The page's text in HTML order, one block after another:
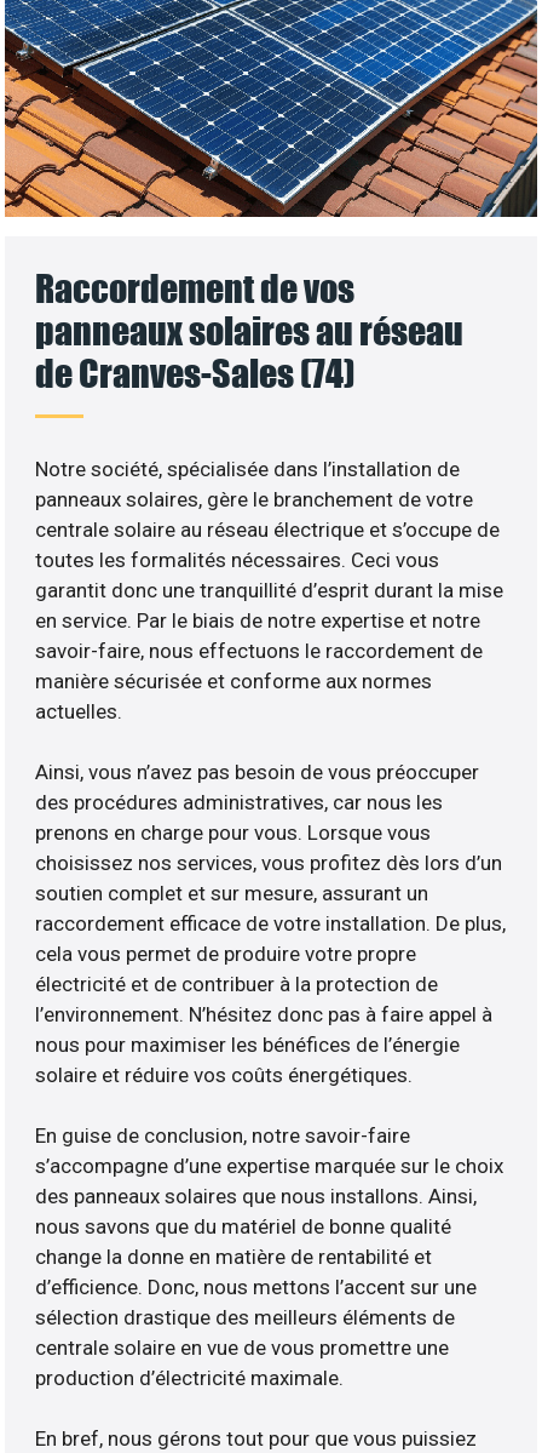
Raccordement de vos
panneaux solaires au réseau
de Cranves-Sales (74)
Notre société, spécialisée dans l’installation de
panneaux solaires, gère le branchement de votre
centrale solaire au réseau électrique et s’occupe de
toutes les formalités nécessaires. Ceci vous
garantit donc une tranquillité d’esprit durant la mise
en service. Par le biais de notre expertise et notre
savoir-faire, nous effectuons le raccordement de
manière sécurisée et conforme aux normes
actuelles.
Ainsi, vous n’avez pas besoin de vous préoccuper
des procédures administratives, car nous les
prenons en charge pour vous. Lorsque vous
choisissez nos services, vous profitez dès lors d’un
soutien complet et sur mesure, assurant un
raccordement efficace de votre installation. De plus,
cela vous permet de produire votre propre
électricité et de contribuer à la protection de
l’environnement. N’hésitez donc pas à faire appel à
nous pour maximiser les bénéfices de l’énergie
solaire et réduire vos coûts énergétiques.
En guise de conclusion, notre savoir-faire
s’accompagne d’une expertise marquée sur le choix
des panneaux solaires que nous installons. Ainsi,
nous savons que du matériel de bonne qualité
change la donne en matière de rentabilité et
d’efficience. Donc, nous mettons l’accent sur une
sélection drastique des meilleurs éléments de
centrale solaire en vue de vous promettre une
production d’électricité maximale.
En bref, nous gérons tout pour que vous puissiez